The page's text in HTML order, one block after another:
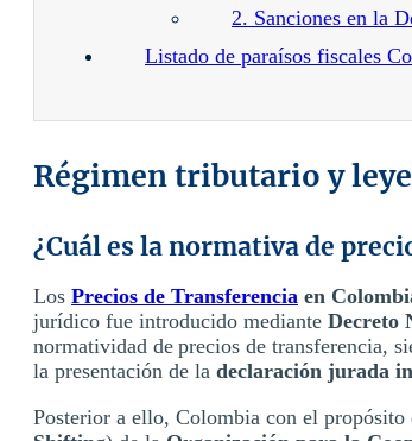
2. Sanciones en la
Listado de paraísos fiscales
Régimen tributario y
¿Cuál es la normativa de
Los Precios de Transferencia en
jurídico fue introducido mediante Decreto
normatividad de precios de transferencia,
la presentación de la declaración jurada
Posterior a ello, Colombia con el propósito